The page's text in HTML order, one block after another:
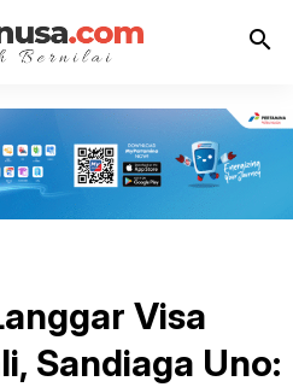
search
Visa
Sandiaga Uno: